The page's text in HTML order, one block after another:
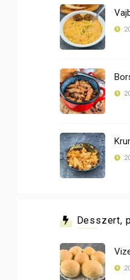
Desszert,